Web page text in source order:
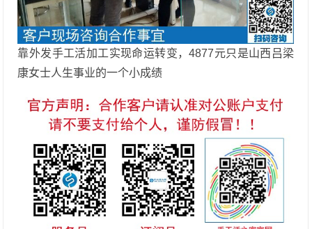
靠外发手工活加工实现命运转变，4877元只是山西吕梁
康女士人生事业的一个小成绩